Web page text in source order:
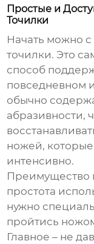
Простые и
Точилки
Начать можно с
точилки. Это
способ
повседневном
обычно
абразивности,
ножей,
интенсивно.
Преимущество
простота
нужно
пройтись
Главное – не